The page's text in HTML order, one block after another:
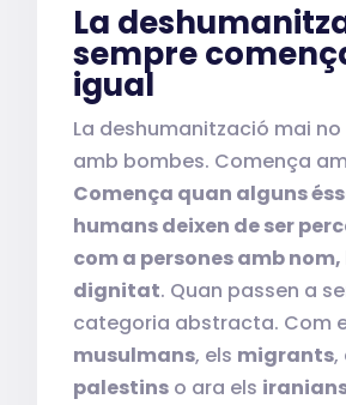
La
sempre
igual
La deshumanització mai
amb bombes. Comença
Comença quan alguns
humans deixen de ser
com a persones amb
dignitat. Quan passen a
categoria abstracta. Com
musulmans, els migrants,
palestins o ara els